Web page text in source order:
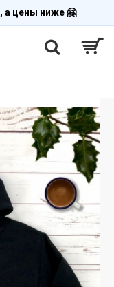
, а цены ниже 🤗